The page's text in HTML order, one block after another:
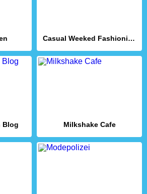
Casual Weeked Fashionistas
Blog Milkshake Cafe